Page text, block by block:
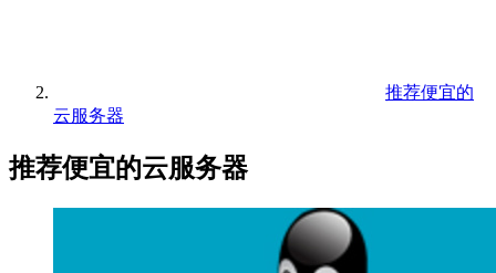
推荐便宜的
云服务器
推荐便宜的云服务器